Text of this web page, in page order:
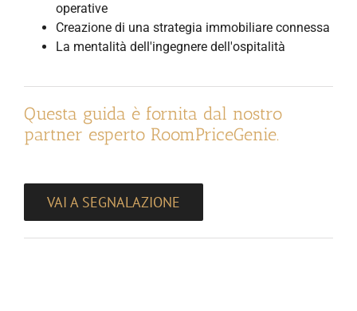
operative
Creazione di una strategia immobiliare connessa
La mentalità dell'ingegnere dell'ospitalità
Questa guida è fornita dal nostro
partner esperto RoomPriceGenie.
VAI A SEGNALAZIONE